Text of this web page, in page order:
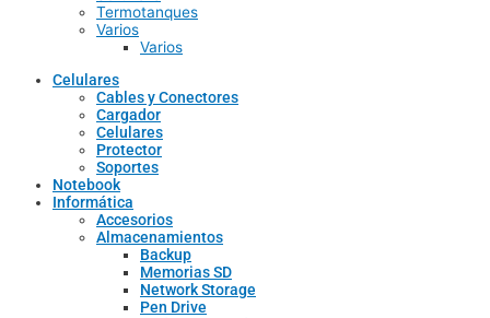
Termotanques
Varios
Varios
Celulares
Cables y Conectores
Cargador
Celulares
Protector
Soportes
Notebook
Informática
Accesorios
Almacenamientos
Backup
Memorias SD
Network Storage
Pen Drive